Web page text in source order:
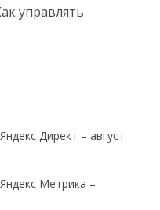
управлять
Директ – август
Метрика –